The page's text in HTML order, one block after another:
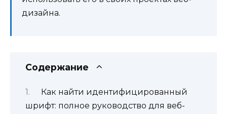
дизайна.
Содержание
Как найти идентифицированный
шрифт: полное руководство для веб-